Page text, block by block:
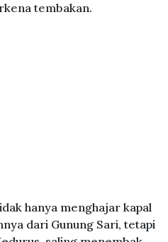
tembakan.
hanya menghajar kapal
dari Gunung Sari, tetapi